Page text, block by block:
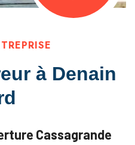
à Denain
Cassagrande